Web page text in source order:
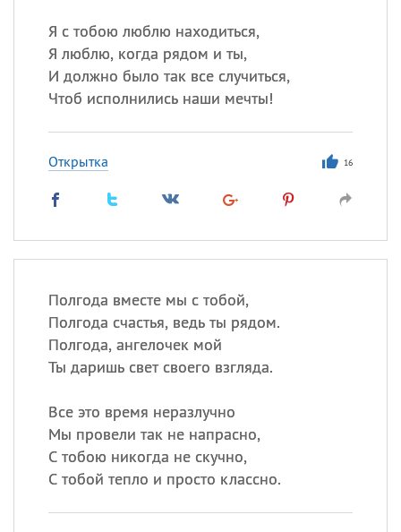
Я с тобою люблю находиться,
Я люблю, когда рядом и ты,
И должно было так все случиться,
Чтоб исполнились наши мечты!
Открытка 16
Полгода вместе мы с тобой,
Полгода счастья, ведь ты рядом.
Полгода, ангелочек мой
Ты даришь свет своего взгляда.
Все это время неразлучно
Мы провели так не напрасно,
С тобою никогда не скучно,
С тобой тепло и просто классно.